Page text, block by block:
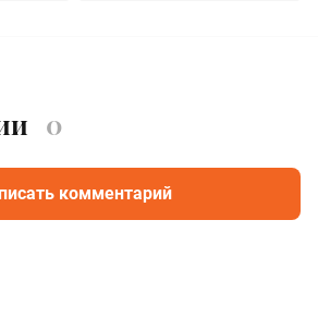
0
комментарий